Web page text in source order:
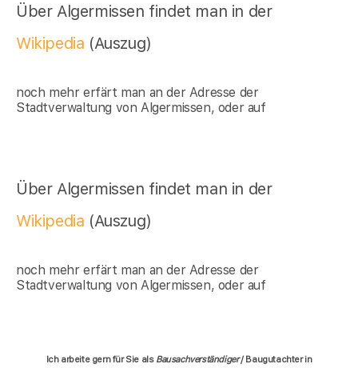
Über Algermissen findet man in der
Wikipedia (Auszug)
noch mehr erfärt man an der Adresse der
Stadtverwaltung von Algermissen, oder auf
Über Algermissen findet man in der
Wikipedia (Auszug)
noch mehr erfärt man an der Adresse der
Stadtverwaltung von Algermissen, oder auf
Ich arbeite gern für Sie als Bausachverständiger/ Baugutachter in